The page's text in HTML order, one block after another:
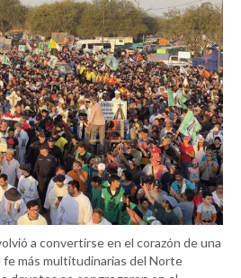
a convertirse en el corazón de una
más multitudinarias del Norte